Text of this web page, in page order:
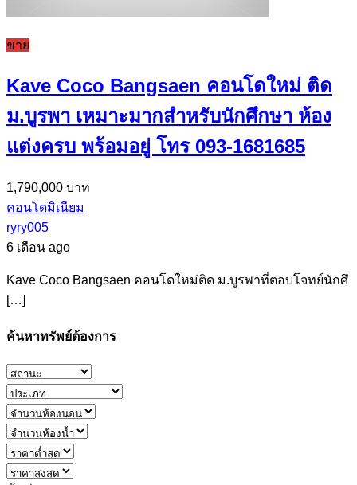
ขาย
Kave Coco Bangsaen คอนโดใหม่ ติด
ม.บูรพา เหมาะมากสำหรับนักศึกษา ห้อง
แต่งครบ พร้อมอยู่ โทร 093-1681685
1,790,000 บาท
คอนโดมิเนียม
ryry005
6 เดือน ago
Kave Coco Bangsaen คอนโดใหม่ติด ม.บูรพาที่ตอบโจทย์นักศึ
[…]
ค้นหาทรัพย์ต้องการ